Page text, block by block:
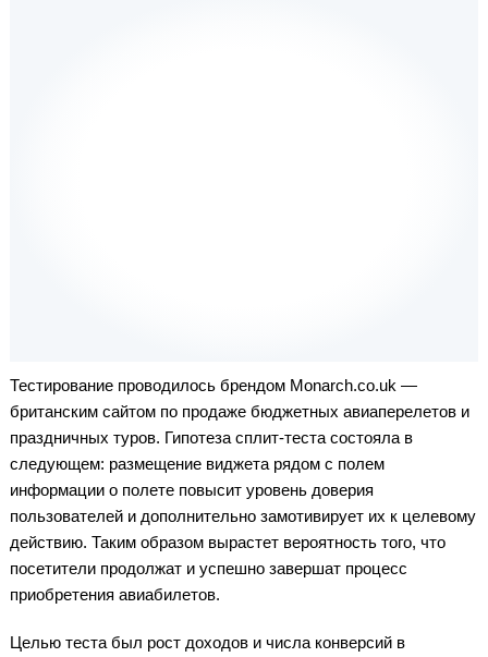
Тестирование проводилось брендом Monarch.co.uk —
британским сайтом по продаже бюджетных авиаперелетов и
праздничных туров. Гипотеза сплит-теста состояла в
следующем: размещение виджета рядом с полем
информации о полете повысит уровень доверия
пользователей и дополнительно замотивирует их к целевому
действию. Таким образом вырастет вероятность того, что
посетители продолжат и успешно завершат процесс
приобретения авиабилетов.
Целью теста был рост доходов и числа конверсий в